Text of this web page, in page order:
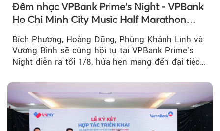
Đêm nhạc VPBank Prime's Night - VPBank
Ho Chi Minh City Music Half Marathon
Bích Phương, Hoàng Dũng, Phùng Khánh Linh và
Vương Bình sẽ cùng hội tụ tại VPBank Prime's
Night diễn ra tối 1/8, hứa hẹn mang đến đại tiệc